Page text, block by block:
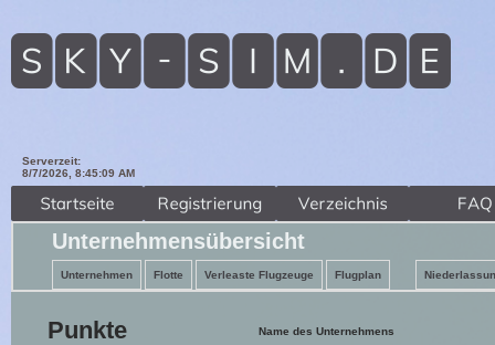
Serverzeit:
8/7/2026, 8:45:10 AM
Unternehmensübersicht
Unternehmen Flotte Verleaste Flugzeuge Flugplan
Punkte Name des Unternehmens